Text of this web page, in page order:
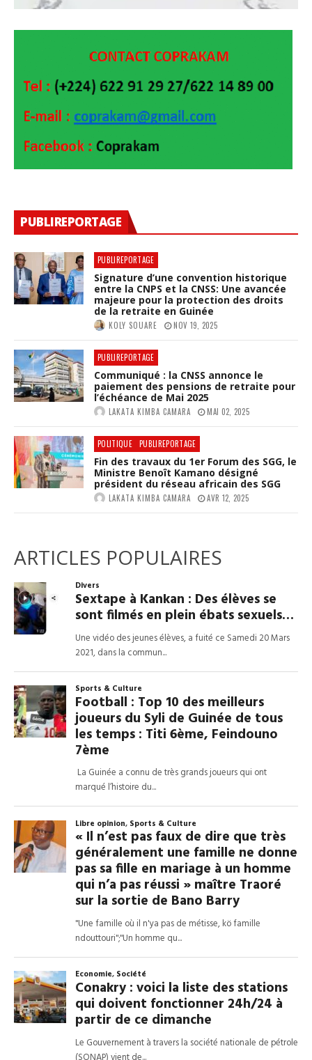
PUBLIREPORTAGE
PUBLIREPORTAGE
Signature d’une convention historique
entre la CNPS et la CNSS: Une avancée
majeure pour la protection des droits
de la retraite en Guinée
KOLY SOUARE NOV 19, 2025
PUBLIREPORTAGE
Communiqué : la CNSS annonce le
paiement des pensions de retraite pour
l’échéance de Mai 2025
LAKATA KIMBA CAMARA MAI 02, 2025
POLITIQUE PUBLIREPORTAGE
Fin des travaux du 1er Forum des SGG, le
Ministre Benoît Kamano désigné
président du réseau africain des SGG
LAKATA KIMBA CAMARA AVR 12, 2025
ARTICLES POPULAIRES